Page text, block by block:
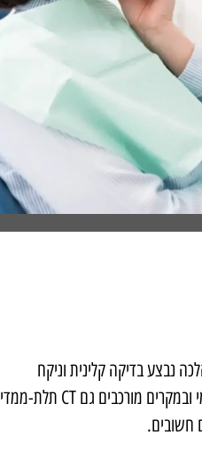
נבצע בדיקה קלינית וניקח
היסטוריה רפואית מפורטת. מומלץ גם לבצע צילום רנטגן פנורמי ובמקרים מורכבים גם CT תלת-ממדי
חשובים.